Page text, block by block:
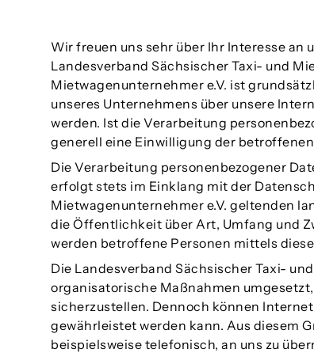
Wir freuen uns sehr über Ihr Interesse
Landesverband Sächsischer Taxi- und
Mietwagenunternehmer e.V. ist
unseres Unternehmens über unsere
werden. Ist die Verarbeitung
generell eine Einwilligung der
Die Verarbeitung personenbezogener
erfolgt stets im Einklang mit der
Mietwagenunternehmer e.V. geltenden
die Öffentlichkeit über Art, Umfang und
werden betroffene Personen mittels
Die Landesverband Sächsischer Taxi-
organisatorische Maßnahmen
sicherzustellen. Dennoch können
gewährleistet werden kann. Aus diesem
beispielsweise telefonisch, an uns zu